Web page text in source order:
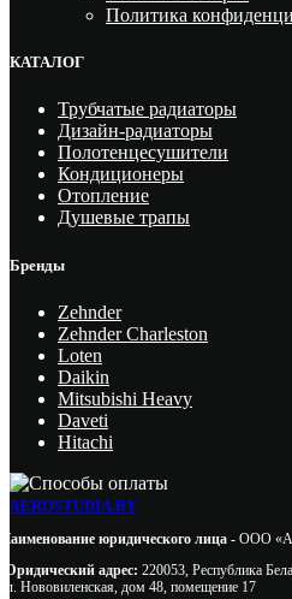
Политика
КАТАЛОГ
Трубчатые радиаторы
Дизайн-радиаторы
Полотенцесушители
Кондиционеры
Отопление
Душевые трапы
Бренды
Zehnder
Zehnder Charleston
Loten
Daikin
Mitsubishi Heavy
Daveti
Hitachi
AEROSTUDIA.BY
Наименование юридического лица - ООО
Юридический адрес: 220053, Республика
ул. Нововиленская, дом 48, помещение 17